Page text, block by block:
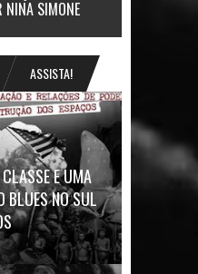
NINA SIMONE
ASSISTA!
E UMA
BLUES NO SUL
de se